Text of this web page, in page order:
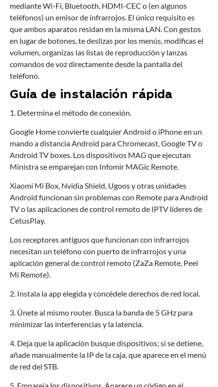
mediante Wi-Fi, Bluetooth, HDMI-CEC o (en algunos
teléfonos) un emisor de infrarrojos. El único requisito es
que ambos aparatos residan en la misma LAN. Con gestos
en lugar de botones, te deslizas por los menús, modificas el
volumen, organizas las listas de reproducción y lanzas
comandos de voz directamente desde la pantalla del
teléfono.
Guía de instalación rápida
1. Determina el método de conexión.
Google Home convierte cualquier Android o iPhone en un
mando a distancia Android para Chromecast, Google TV o
Android TV boxes. Los dispositivos MAG que ejecutan
Ministra se emparejan con Infomir MAGic Remote.
Xiaomi Mi Box, Nvidia Shield, Ugoos y otras unidades
Android funcionan sin problemas con Remote para Android
TV o las aplicaciones de control remoto de IPTV líderes de
CetusPlay.
Los receptores antiguos que funcionan con infrarrojos
necesitan un teléfono con puerto de infrarrojos y una
aplicación general de control remoto (ZaZa Remote, Peel
Mi Remote).
2. Instala la app elegida y concédele derechos de red local.
3. Únete al mismo router. Busca la banda de 5 GHz para
minimizar las interferencias y la latencia.
4. Deja que la aplicación busque dispositivos; si se detiene,
añade manualmente la IP de la caja, que aparece en el menú
de red del STB.
5. Empareja los dispositivos. Aparece un código en el